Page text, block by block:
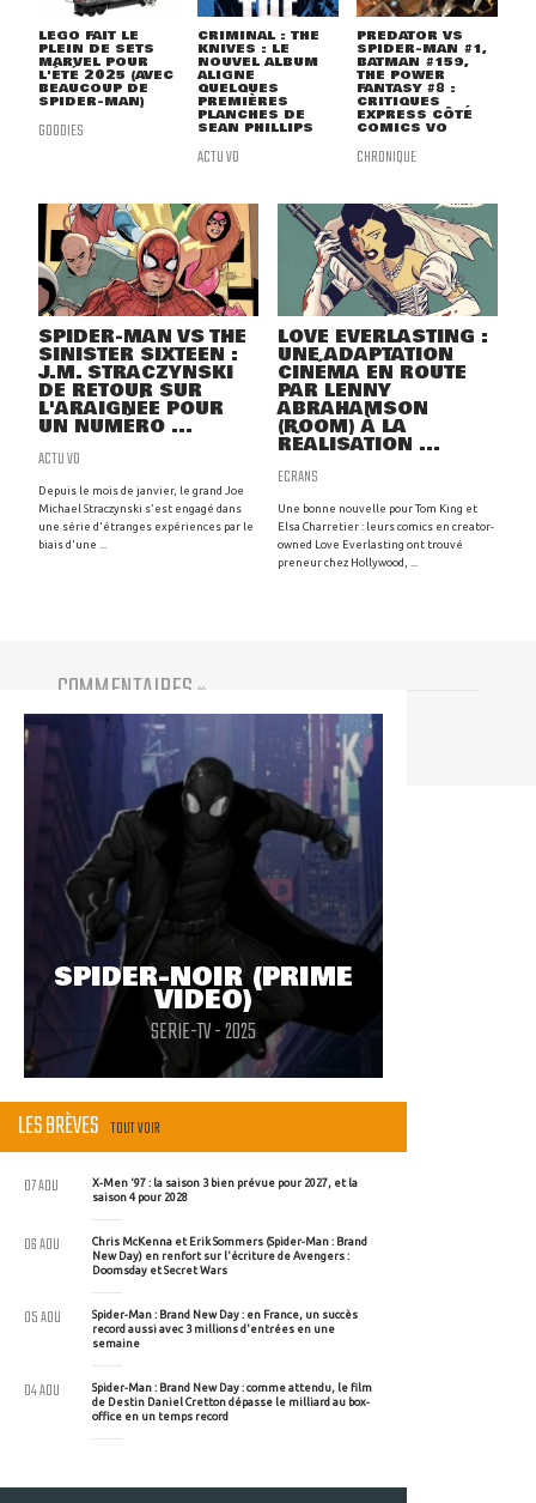
LEGO FAIT LE
PLEIN DE SETS
MARVEL POUR
L'ÉTÉ 2025 (AVEC
BEAUCOUP DE
SPIDER-MAN)
GOODIES
CRIMINAL : THE
KNIVES : LE
NOUVEL ALBUM
ALIGNE
QUELQUES
PREMIÈRES
PLANCHES DE
SEAN PHILLIPS
ACTU VO
PREDATOR VS
SPIDER-MAN #1,
BATMAN #159,
THE POWER
FANTASY #8 :
CRITIQUES
EXPRESS CÔTÉ
COMICS VO
CHRONIQUE
SPIDER-MAN VS THE
SINISTER SIXTEEN :
J.M. STRACZYNSKI
DE RETOUR SUR
L'ARAIGNÉE POUR
UN NUMÉRO ...
ACTU VO
Depuis le mois de janvier, le grand Joe
Michael Straczynski s'est engagé dans
une série d'étranges expériences par le
biais d'une ...
LOVE EVERLASTING :
UNE ADAPTATION
CINÉMA EN ROUTE
PAR LENNY
ABRAHAMSON
(ROOM) À LA
RÉALISATION ...
ECRANS
Une bonne nouvelle pour Tom King et
Elsa Charretier : leurs comics en creator-
owned Love Everlasting ont trouvé
preneur chez Hollywood, ...
COMMENTAIRES (0)
Vous devez être connecté pour participer
SPIDER-NOIR (PRIME
VIDEO)
SERIE-TV - 2025
LES BRÈVES TOUT VOIR
X-Men '97 : la saison 3 bien prévue pour 2027, et la
saison 4 pour 2028
07 AOU
Chris McKenna et Erik Sommers (Spider-Man : Brand
New Day) en renfort sur l'écriture de Avengers :
Doomsday et Secret Wars
06 AOU
Spider-Man : Brand New Day : en France, un succès
record aussi avec 3 millions d'entrées en une
semaine
05 AOU
Spider-Man : Brand New Day : comme attendu, le film
de Destin Daniel Cretton dépasse le milliard au box-
office en un temps record
04 AOU